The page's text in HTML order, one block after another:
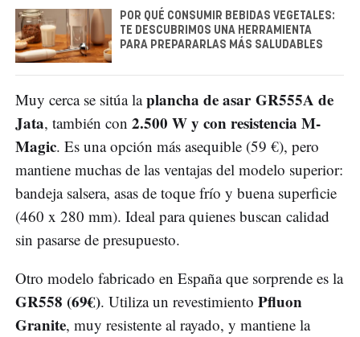
POR QUÉ CONSUMIR BEBIDAS VEGETALES:
TE DESCUBRIMOS UNA HERRAMIENTA
PARA PREPARARLAS MÁS SALUDABLES
Muy cerca se sitúa laplancha de asar GR555A de
Jata, también con 2.500 W y con resistencia M-
Magic. Es una opción más asequible (59 €), pero
mantiene muchas de las ventajas del modelo superior:
bandeja salsera, asas de toque frío y buena superficie
(460 x 280 mm). Ideal para quienes buscan calidad
sin pasarse de presupuesto.
Otro modelo fabricado en España que sorprende es la
GR558 (69€). Utiliza un revestimiento Pfluon
Granite, muy resistente al rayado, y mantiene la